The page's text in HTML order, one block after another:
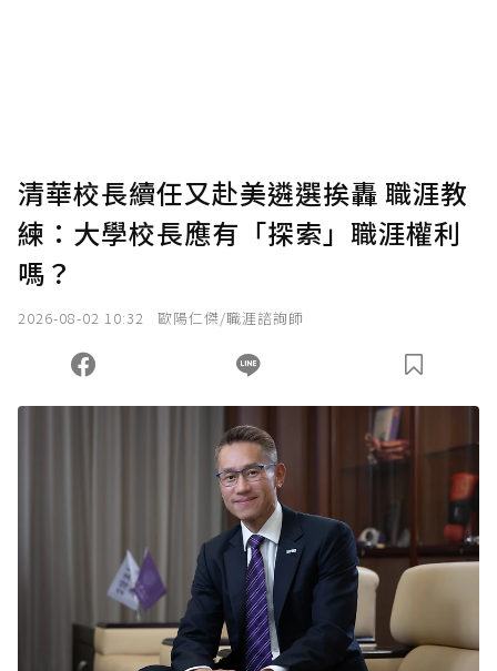
確認送出
您當前剩餘 U 利點數：0點；前往 購買點數
清華校長續任又赴美遴選挨轟 職涯教
練：大學校長應有「探索」職涯權利
嗎？
2026-08-02 10:32 歐陽仁傑/職涯諮詢師